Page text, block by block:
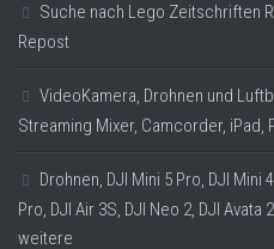
Suche nach Lego Zeitschriften
Repost
VideoKamera, Drohnen und
Streaming Mixer, Camcorder, iPad,
Drohnen, DJI Mini 5 Pro, DJI Mini
Pro, DJI Air 3S, DJI Neo 2, DJI Avata
weitere